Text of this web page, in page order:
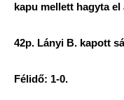
kapu mellett hagyta el
42p. Lányi B. kapott
Félidő: 1-0.